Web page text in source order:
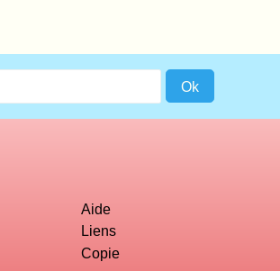
Aide
Liens
Copie